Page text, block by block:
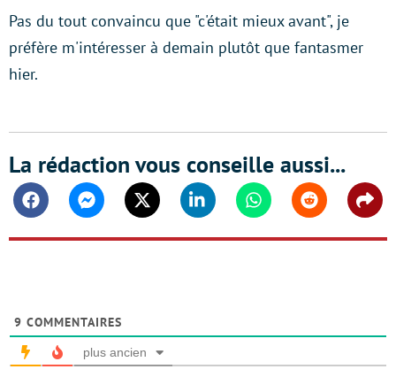
Pas du tout convaincu que "c'était mieux avant", je
préfère m'intéresser à demain plutôt que fantasmer
hier.
La rédaction vous conseille aussi...
FacebookMessengerTwitter Linkedin WhatsappReddit
9 COMMENTAIRES
plus ancien